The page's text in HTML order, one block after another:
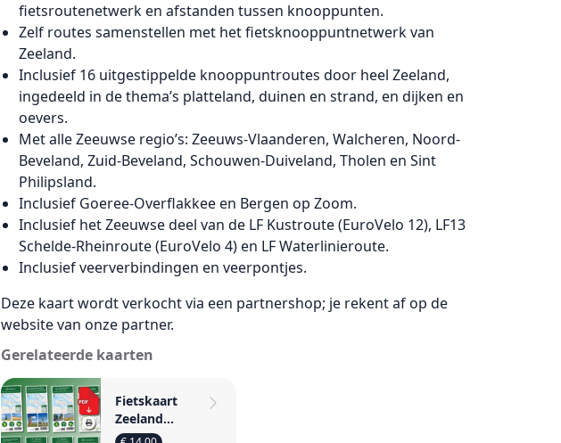
fietsroutenetwerk en afstanden tussen knooppunten.
Zelf routes samenstellen met het fietsknooppuntnetwerk van
Zeeland.
Inclusief 16 uitgestippelde knooppuntroutes door heel Zeeland,
ingedeeld in de thema’s platteland, duinen en strand, en dijken en
oevers.
Met alle Zeeuwse regio’s: Zeeuws-Vlaanderen, Walcheren, Noord-
Beveland, Zuid-Beveland, Schouwen-Duiveland, Tholen en Sint
Philipsland.
Inclusief Goeree-Overflakkee en Bergen op Zoom.
Inclusief het Zeeuwse deel van de LF Kustroute (EuroVelo 12), LF13
Schelde-Rheinroute (EuroVelo 4) en LF Waterlinieroute.
Inclusief veerverbindingen en veerpontjes.
Deze kaart wordt verkocht via een partnershop; je rekent af op de
website van onze partner.
Gerelateerde kaarten
Fietskaart
Zeeland
bundel: 8